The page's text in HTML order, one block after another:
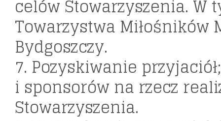
celów Stowarzyszenia. W
Towarzystwa Miłośników
Bydgoszczy.
7. Pozyskiwanie
i sponsorów na rzecz
Stowarzyszenia.